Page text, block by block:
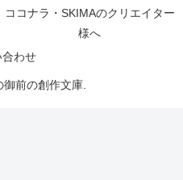
ココナラ・SKIMAのクリエイター
様へ
合わせ
前の創作文庫.